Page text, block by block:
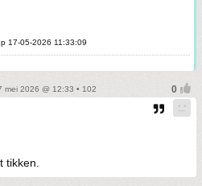
17-05-2026 11:33:09
mei 2026 @ 12:33 • 102
tikken.